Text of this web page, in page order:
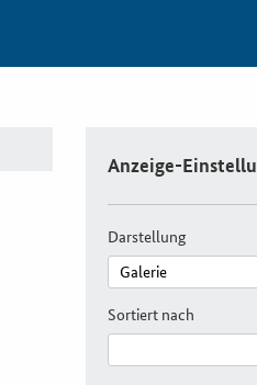
Anzeige-
Darstellung
Sortiert nach